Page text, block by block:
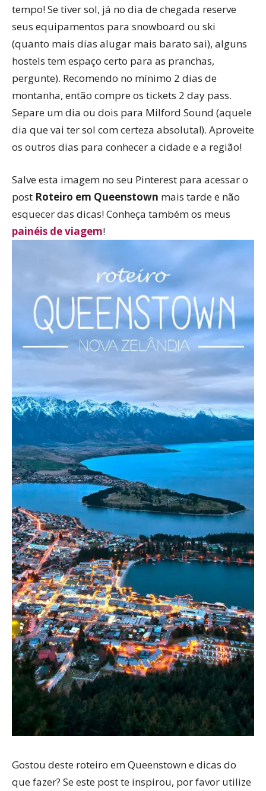
tempo! Se tiver sol, já no dia de chegada reserve
seus equipamentos para snowboard ou ski
(quanto mais dias alugar mais barato sai), alguns
hostels tem espaço certo para as pranchas,
pergunte). Recomendo no mínimo 2 dias de
montanha, então compre os tickets 2 day pass.
Separe um dia ou dois para Milford Sound (aquele
dia que vai ter sol com certeza absoluta!). Aproveite
os outros dias para conhecer a cidade e a região!
Salve esta imagem no seu Pinterest para acessar o
post Roteiro em Queenstown mais tarde e não
esquecer das dicas! Conheça também os meus
painéis de viagem!
Gostou deste roteiro em Queenstown e dicas do
que fazer? Se este post te inspirou, por favor utilize